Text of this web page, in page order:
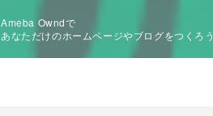
Ameba Owndで
あなただけのホームページやブログをつくろう